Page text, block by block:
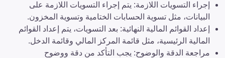
إجراء التسويات اللازمة: يتم إجراء التسويات اللازمة على
البيانات، مثل تسوية الحسابات الختامية وتسوية المخزون.
إعداد القوائم المالية النهائية: بعد التسويات، يتم إعداد القوائم
المالية الرئيسية، مثل قائمة المركز المالي وقائمة الدخل.
مراجعة الدقة والوضوح: يجب التأكد من دقة ووضوح